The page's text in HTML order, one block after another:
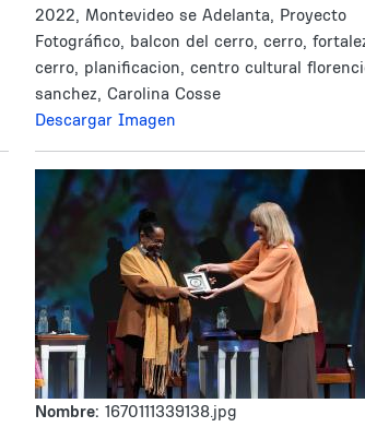
2022, Montevideo se Adelanta, Proyecto
Fotográfico, balcon del cerro, cerro,
cerro, planificacion, centro cultural
sanchez, Carolina Cosse
Descargar Imagen
Nombre: 1670111339138.jpg